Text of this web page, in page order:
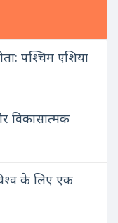
पश्चिम एशिया
विकासात्मक
के लिए एक